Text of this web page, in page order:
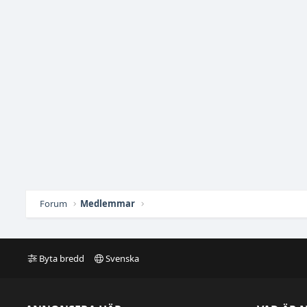
Forum Medlemmar
Byta bredd Svenska